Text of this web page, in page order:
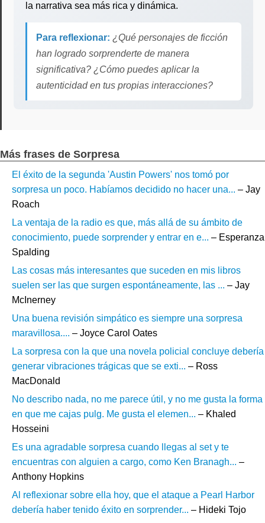
la narrativa sea más rica y dinámica.
Para reflexionar: ¿Qué personajes de ficción
han logrado sorprenderte de manera
significativa? ¿Cómo puedes aplicar la
autenticidad en tus propias interacciones?
Más frases de Sorpresa
El éxito de la segunda 'Austin Powers' nos tomó por
sorpresa un poco. Habíamos decidido no hacer una... – Jay
Roach
La ventaja de la radio es que, más allá de su ámbito de
conocimiento, puede sorprender y entrar en e... – Esperanza
Spalding
Las cosas más interesantes que suceden en mis libros
suelen ser las que surgen espontáneamente, las ... – Jay
McInerney
Una buena revisión simpático es siempre una sorpresa
maravillosa.... – Joyce Carol Oates
La sorpresa con la que una novela policial concluye debería
generar vibraciones trágicas que se exti... – Ross
MacDonald
No describo nada, no me parece útil, y no me gusta la forma
en que me cajas pulg. Me gusta el elemen... – Khaled
Hosseini
Es una agradable sorpresa cuando llegas al set y te
encuentras con alguien a cargo, como Ken Branagh... –
Anthony Hopkins
Al reflexionar sobre ella hoy, que el ataque a Pearl Harbor
debería haber tenido éxito en sorprender... – Hideki Tojo